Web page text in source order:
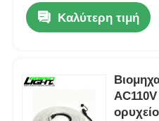
Αρχική Σελίδα
Καλύτερη τιμή